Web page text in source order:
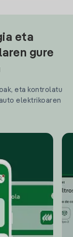
eta
gure
eta kontrolatu
elektrikoaren